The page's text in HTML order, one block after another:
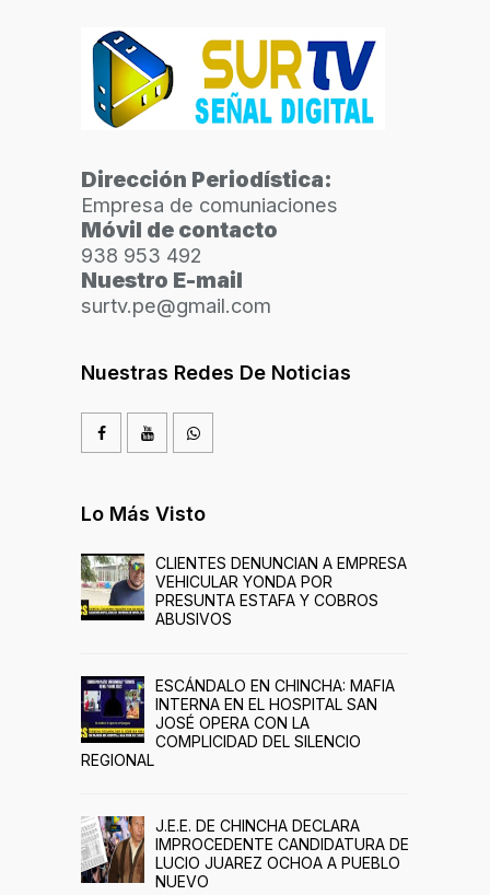
Dirección Periodística:
Empresa de comuniaciones
Móvil de contacto
938 953 492
Nuestro E-mail
surtv.pe@gmail.com
Nuestras Redes De Noticias
Lo Más Visto
CLIENTES DENUNCIAN A EMPRESA
VEHICULAR YONDA POR
PRESUNTA ESTAFA Y COBROS
ABUSIVOS
ESCÁNDALO EN CHINCHA: MAFIA
INTERNA EN EL HOSPITAL SAN
JOSÉ OPERA CON LA
COMPLICIDAD DEL SILENCIO
REGIONAL
J.E.E. DE CHINCHA DECLARA
IMPROCEDENTE CANDIDATURA DE
LUCIO JUAREZ OCHOA A PUEBLO
NUEVO